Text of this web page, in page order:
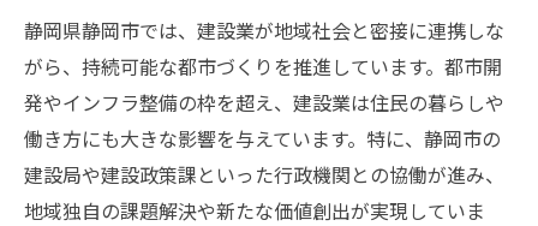
静岡県静岡市では、建設業が地域社会と密接に連携しな
がら、持続可能な都市づくりを推進しています。都市開
発やインフラ整備の枠を超え、建設業は住民の暮らしや
働き方にも大きな影響を与えています。特に、静岡市の
建設局や建設政策課といった行政機関との協働が進み、
地域独自の課題解決や新たな価値創出が実現していま